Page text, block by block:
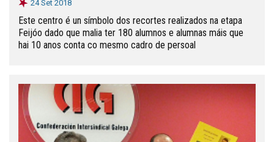
24 Set 2018
Este centro é un símbolo dos recortes realizados na etapa
Feijóo dado que malia ter 180 alumnos e alumnas máis que
hai 10 anos conta co mesmo cadro de persoal